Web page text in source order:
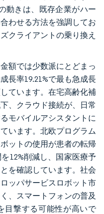
動きは、既存企業がハー
わせる方法を強調してお
クライアントの乗り換え
額では少数派にとどまっ
長率19.21%で最も急成長
ています。在宅高齢化補
、クラウド接続が、日常
モバイルアシスタントに
います。北欧プログラム
ットの使用が患者の転帰
12%削減し、国家医療予
を確認しています。社会
ッパサービスロボット市
、スマートフォンの普及
目撃する可能性が高いで